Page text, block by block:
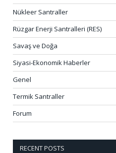
Nükleer Santraller
Rüzgar Enerji Santralleri (RES)
Savaş ve Doğa
Siyasi-Ekonomik Haberler
Genel
Termik Santraller
Forum
RECENT POSTS